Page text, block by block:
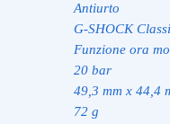
Antiurto
G-SHOCK
Funzione ora
20 bar
49,3 mm x 44,4
72 g